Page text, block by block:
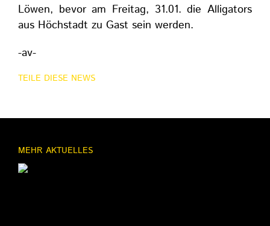
Löwen, bevor am Freitag, 31.01. die Alligators
aus Höchstadt zu Gast sein werden.
-av-
TEILE DIESE NEWS
MEHR AKTUELLES